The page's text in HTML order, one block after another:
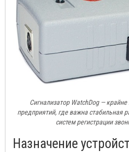
Сигнализатор WatchDog —
предприятий, где важна стабильная
систем регистрации
Назначение